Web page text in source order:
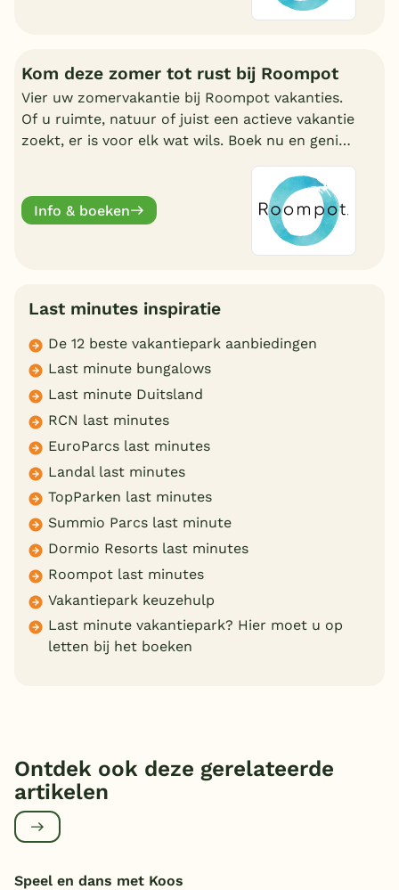
Kom deze zomer tot rust bij Roompot
Vier uw zomervakantie bij Roompot vakanties.
Of u ruimte, natuur of juist een actieve vakantie
zoekt, er is voor elk wat wils. Boek nu en geniet
Info & boeken
Last minutes inspiratie
De 12 beste vakantiepark aanbiedingen
Last minute bungalows
Last minute Duitsland
RCN last minutes
EuroParcs last minutes
Landal last minutes
TopParken last minutes
Summio Parcs last minute
Dormio Resorts last minutes
Roompot last minutes
Vakantiepark keuzehulp
Last minute vakantiepark? Hier moet u op
letten bij het boeken
Ontdek ook deze gerelateerde
artikelen
Speel en dans met Koos